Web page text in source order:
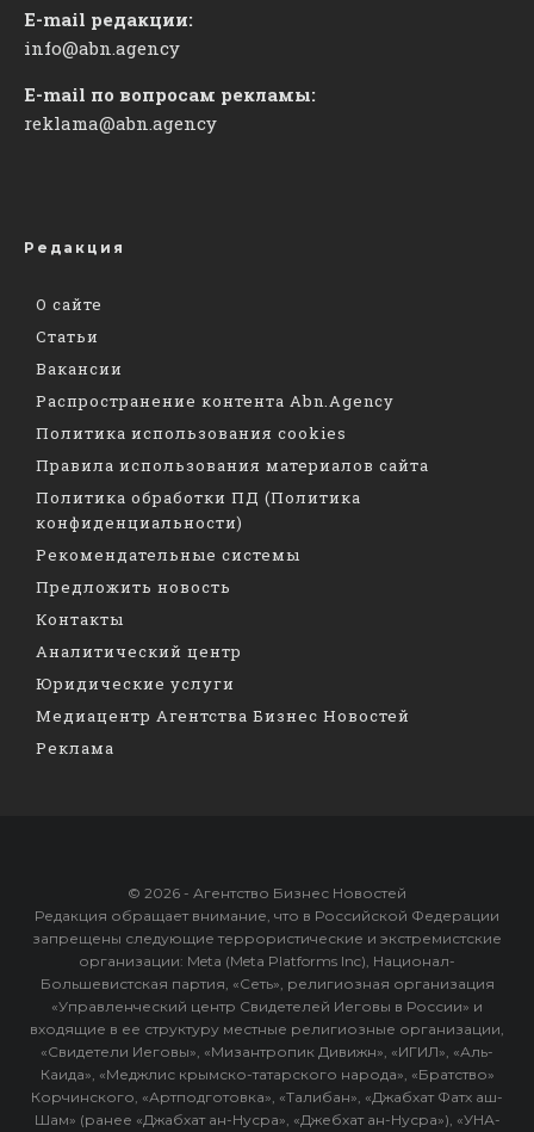
E-mail редакции:
info@abn.agency
E-mail по вопросам рекламы:
reklama@abn.agency
Редакция
О сайте
Статьи
Вакансии
Распространение контента Abn.Agency
Политика использования cookies
Правила использования материалов сайта
Политика обработки ПД (Политика
конфиденциальности)
Рекомендательные системы
Предложить новость
Контакты
Аналитический центр
Юридические услуги
Медиацентр Агентства Бизнес Новостей
Реклама
© 2026 - Агентство Бизнес Новостей
Редакция обращает внимание, что в Российской Федерации
запрещены следующие террористические и экстремистские
организации: Meta (Meta Platforms Inc), Национал-
Большевистская партия, «Сеть», религиозная организация
«Управленческий центр Свидетелей Иеговы в России» и
входящие в ее структуру местные религиозные организации,
«Свидетели Иеговы», «Мизантропик Дивижн», «ИГИЛ», «Аль-
Каида», «Меджлис крымско-татарского народа», «Братство»
Корчинского, «Артподготовка», «Талибан», «Джабхат Фатх аш-
Шам» (ранее «Джабхат ан-Нусра», «Джебхат ан-Нусра»), «УНА-